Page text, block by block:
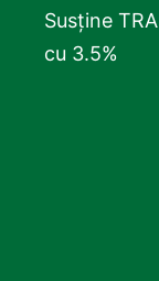
Susține TRA
cu 3.5%